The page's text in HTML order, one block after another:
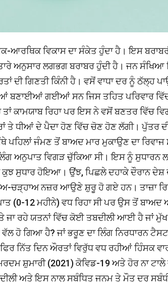
ਆਰਥਿਕ ਵਿਕਾਸ ਦਾ ਸੰਕੇਤ ਹੁੰਦਾ ਹੈ। ਇਸ
ਅਨੁਸਾਰ ਲਗਭਗ ਬਰਾਬਰ ਹੁੰਦੀ ਹੈ। ਜਨ ਸੰਖਿਆ
ਦੀ ਗਿਣਤੀ ਕਿੰਨੀ ਹੈ। ਵਸੋਂ ਵਾਧਾ ਦਰ ਨੂੰ ਠੱਲ੍ਹ
ਬਣਾਈਆਂ ਗਈਆਂ ਸਨ ਜਿਸ ਤਹਿਤ ਪਰਿਵਾਰ
ਕਾਮਯਾਬ ਰਿਹਾ ਪਰ ਇਸ ਨੇ ਵਸੋਂ ਬਣਤਰ ਵਿੱਚ
ਤੇ ਧੀਆਂ ਦੇ ਪੈਦਾ ਹੋਣ ਵਿੱਚ ਚੋਣ ਹੋਣ ਲੱਗੀ। ਪੁੱਤਰ
ਜੰਮਣ ਤੋਂ ਬਾਅਦ ਮਾਰ ਮੁਕਾਉਣ ਦਾ ਰਿਵਾਜ
ਅਨੁਪਾਤ ਵਿਗੜ ਚੁੱਕਿਆ ਸੀ। ਇਸ ਨੂੰ ਸੁਧਾਰਨ
ਕੁਝ ਸੁਧਾਰ ਹੋਇਆ। ਉਂਝ, ਪਿਛਲੇ ਦਹਾਕੇ ਦੌਰਾਨ ਦੇਸ਼
ਚੜ੍ਹਾਅ ਨਜ਼ਰ ਆਉਣੇ ਸ਼ੁਰੂ ਹੋ ਗਏ ਹਨ। ਤਾਜ਼ਾ
12 ਮਹੀਨੇ) ਵਧ ਰਿਹਾ ਸੀ ਪਰ ਉਸ ਤੋਂ ਬਾਅਦ
ਜਾ ਰਹੇ ਯਤਨਾਂ ਵਿੱਚ ਕੋਈ ਤਬਦੀਲੀ ਆਈ ਹੈ ਜਾਂ
ਹੋ ਗਿਆ ਹੈ? ਜਾਂ ਭਰੂਣ ਦਾ ਲਿੰਗ ਨਿਰਧਾਰਨ
ਨਿੱਤ ਦਿਨ ਔਰਤਾਂ ਵਿਰੁੱਧ ਵਧ ਰਹੀਆਂ ਹਿੰਸਕ
ਸ਼ੁਮਾਰੀ (2021) ਕੋਵਿਡ-19 ਅਤੇ ਹੋਰ ਨਾ ਟਾਲੇ
ਅਤੇ ਇਸ ਨਾਲ ਸਬੰਧਿਤ ਜਨਮ ਤੇ ਮੌਤ ਦਰ